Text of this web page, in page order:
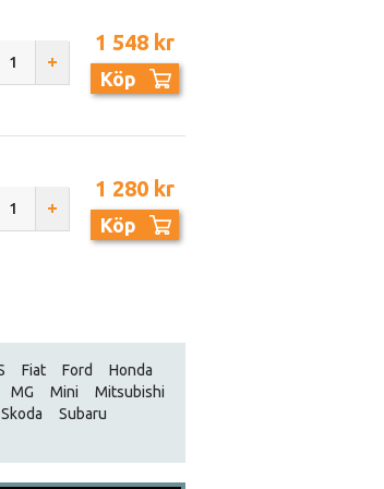
1 548 kr
Köp
1 280 kr
Köp
Fiat Ford
Honda
MG Mini
Mitsubishi
Skoda
Subaru